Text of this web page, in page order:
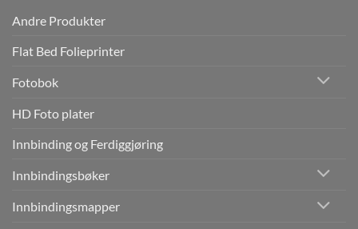
Andre Produkter
Flat Bed Folieprinter
Fotobok
HD Foto plater
Innbinding og Ferdiggjøring
Innbindingsbøker
Innbindingsmapper